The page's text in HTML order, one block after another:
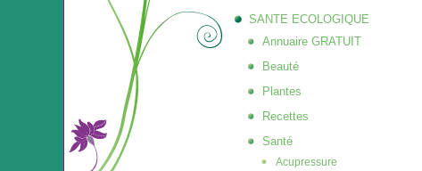
SANTE ECOLOGIQUE
Annuaire GRATUIT
Beauté
Plantes
Recettes
Santé
Acupressure